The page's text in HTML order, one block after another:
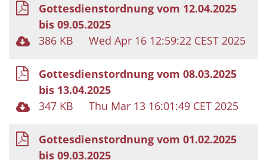
Gottesdienstordnung vom 12.04.2025
bis 09.05.2025
386 KB
Wed Apr 16 12:59:22 CEST 2025
Gottesdienstordnung vom 08.03.2025
bis 13.04.2025
347 KB
Thu Mar 13 16:01:49 CET 2025
Gottesdienstordnung vom 01.02.2025
bis 09.03.2025